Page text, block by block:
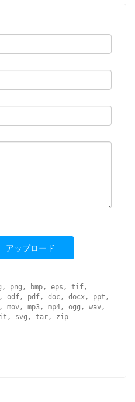
アップロード
png, bmp, eps, tif,
pdf, doc, docx, ppt,
mp3, mp4, ogg, wav,
svg, tar, zip